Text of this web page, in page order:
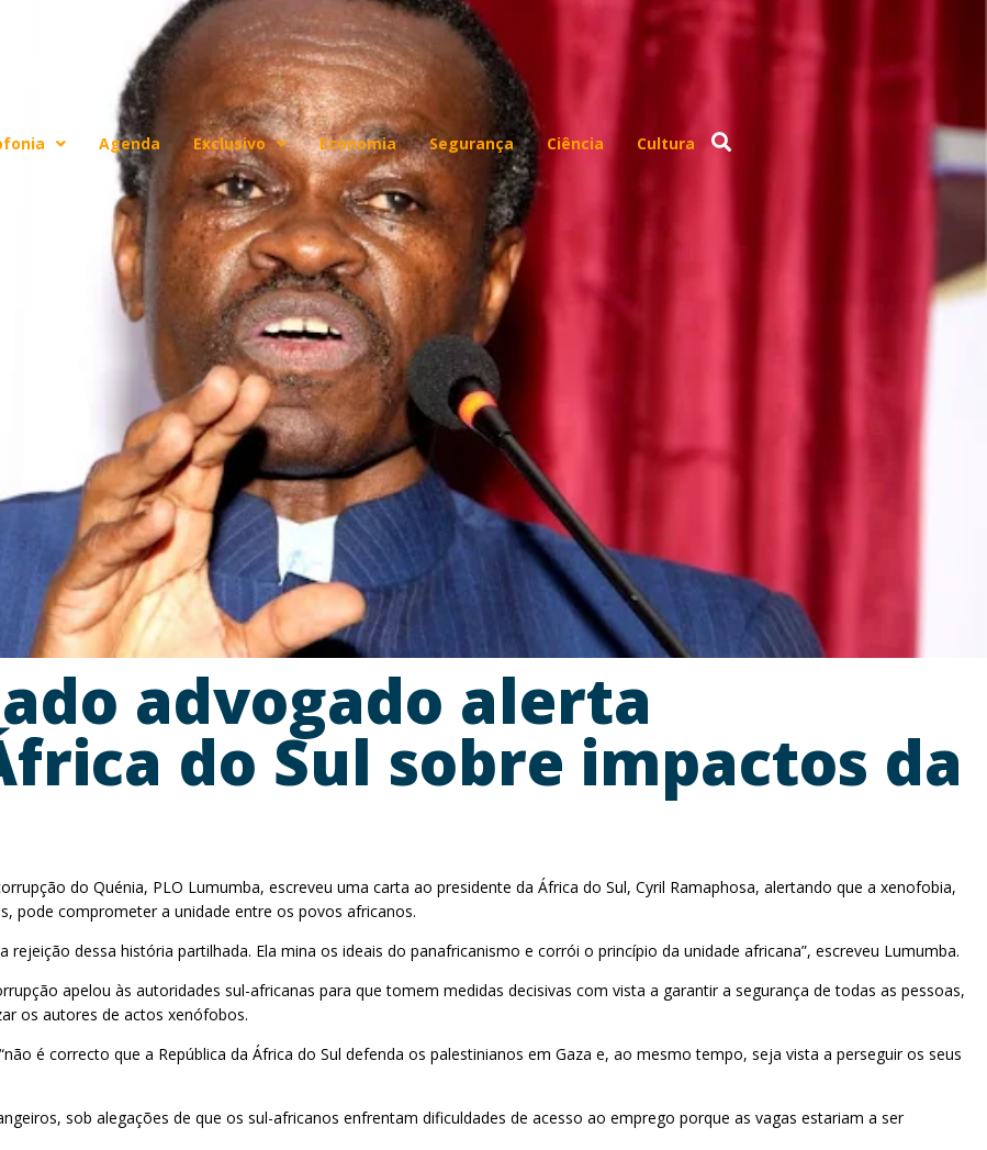
Agenda Exclusivo Economia Segurança Ciência Cultura
advogado alerta
do Sul sobre impactos da
do Quénia, PLO Lumumba, escreveu uma carta ao presidente da África do Sul, Cyril Ramaphosa, alertando que a xenofobia,
pode comprometer a unidade entre os povos africanos.
dessa história partilhada. Ela mina os ideais do panafricanismo e corrói o princípio da unidade africana”, escreveu Lumumba.
apelou às autoridades sul-africanas para que tomem medidas decisivas com vista a garantir a segurança de todas as pessoas,
os autores de actos xenófobos.
é correcto que a República da África do Sul defenda os palestinianos em Gaza e, ao mesmo tempo, seja vista a perseguir os seus
sob alegações de que os sul-africanos enfrentam dificuldades de acesso ao emprego porque as vagas estariam a ser